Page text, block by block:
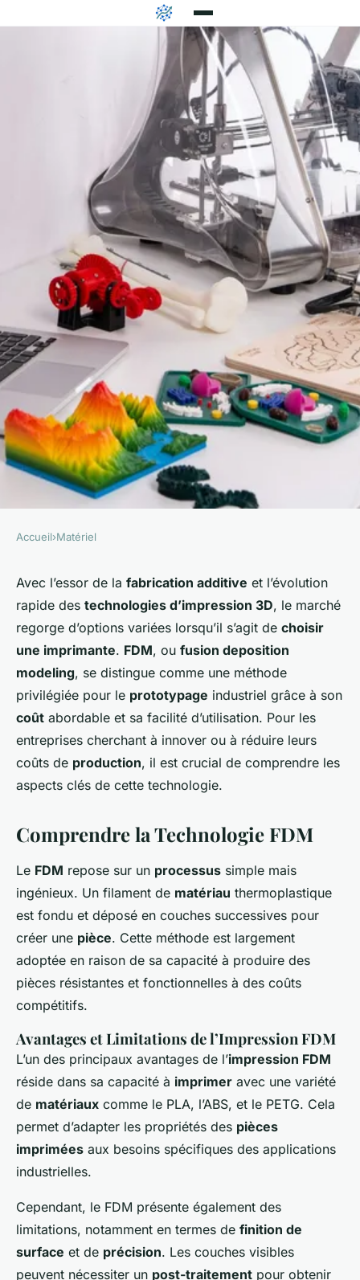
Comment choisir une
imprimante 3D FDM pour la
création de prototypes
industriels?
Soline•23 septembre 2024•4 min de lecture
Accueil›Matériel
Avec l’essor de la fabrication additive et l’évolution
rapide des technologies d’impression 3D, le marché
regorge d’options variées lorsqu’il s’agit de choisir
une imprimante. FDM, ou fusion deposition
modeling, se distingue comme une méthode
privilégiée pour le prototypage industriel grâce à son
coût abordable et sa facilité d’utilisation. Pour les
entreprises cherchant à innover ou à réduire leurs
coûts de production, il est crucial de comprendre les
aspects clés de cette technologie.
Comprendre la Technologie FDM
Le FDM repose sur un processus simple mais
ingénieux. Un filament de matériau thermoplastique
est fondu et déposé en couches successives pour
créer une pièce. Cette méthode est largement
adoptée en raison de sa capacité à produire des
pièces résistantes et fonctionnelles à des coûts
compétitifs.
Avantages et Limitations de l’Impression FDM
L’un des principaux avantages de l’impression FDM
réside dans sa capacité à imprimer avec une variété
de matériaux comme le PLA, l’ABS, et le PETG. Cela
permet d’adapter les propriétés des pièces
imprimées aux besoins spécifiques des applications
industrielles.
Cependant, le FDM présente également des
limitations, notamment en termes de finition de
surface et de précision. Les couches visibles
peuvent nécessiter un post-traitement pour obtenir